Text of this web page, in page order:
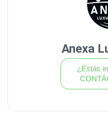
Anexa
¿Estás